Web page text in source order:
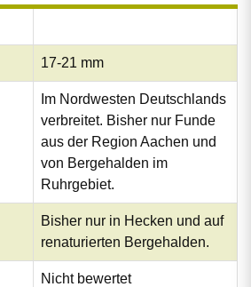
17-21 mm
Im Nordwesten Deutschlands
verbreitet. Bisher nur Funde
aus der Region Aachen und
von Bergehalden im
Ruhrgebiet.
Bisher nur in Hecken und auf
renaturierten Bergehalden.
Nicht bewertet